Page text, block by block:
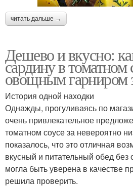
читать дальше →
Дешево и вкусно:
сардину в томатном
овощным гарниром
История одной находки
Однажды, прогуливаясь по
очень привлекательное
томатном соусе за невероятно
показалось, что это отличная
вкусный и питательный обед без
могла быть уверена в качестве
решила проверить.